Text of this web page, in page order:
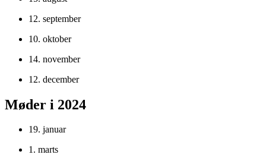
12. september
10. oktober
14. november
12. december
Møder i 2024
19. januar
1. marts